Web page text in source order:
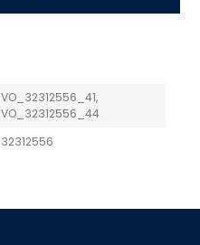
VO_32312556_41,
VO_32312556_44
32312556